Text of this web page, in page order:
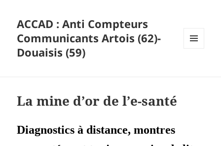
ACCAD : Anti Compteurs
Communicants Artois (62)-
Douaisis (59)
La mine d’or de l’e-santé
Diagnostics à distance, montres